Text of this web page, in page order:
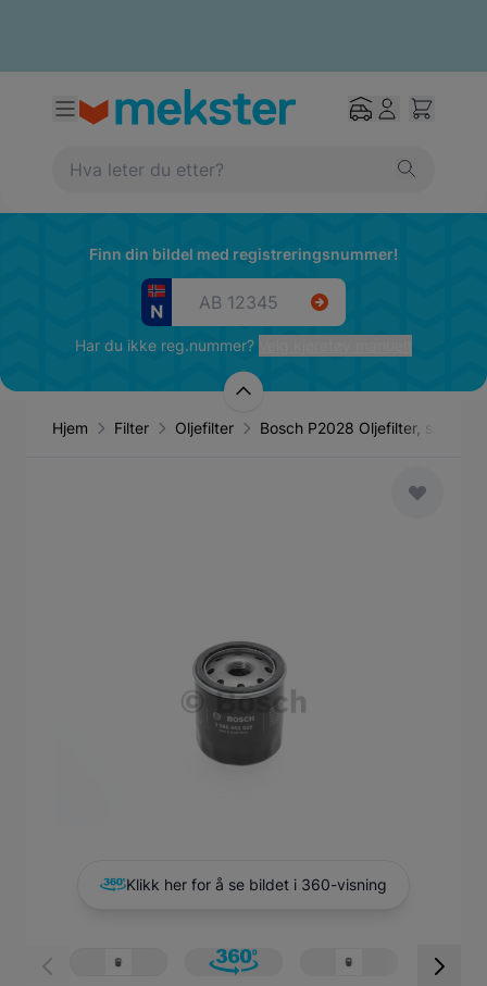
Finn din bildel med registreringsnummer!
Har du ikke reg.nummer?
Hjem Filter Oljefilter Bosch P2028 Oljefilter, skru-
Klikk her for å se bildet i 360-visning
View larger image
View larger image
View larger